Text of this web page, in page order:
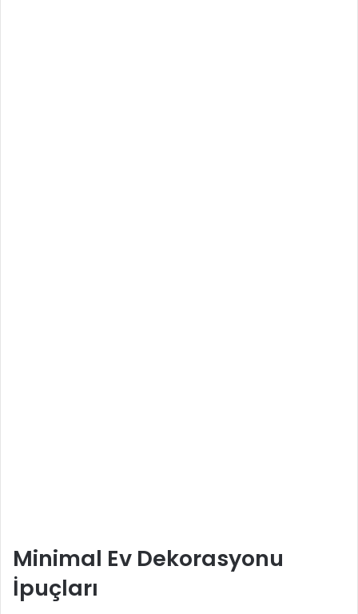
Minimal Ev Dekorasyonu
İpuçları